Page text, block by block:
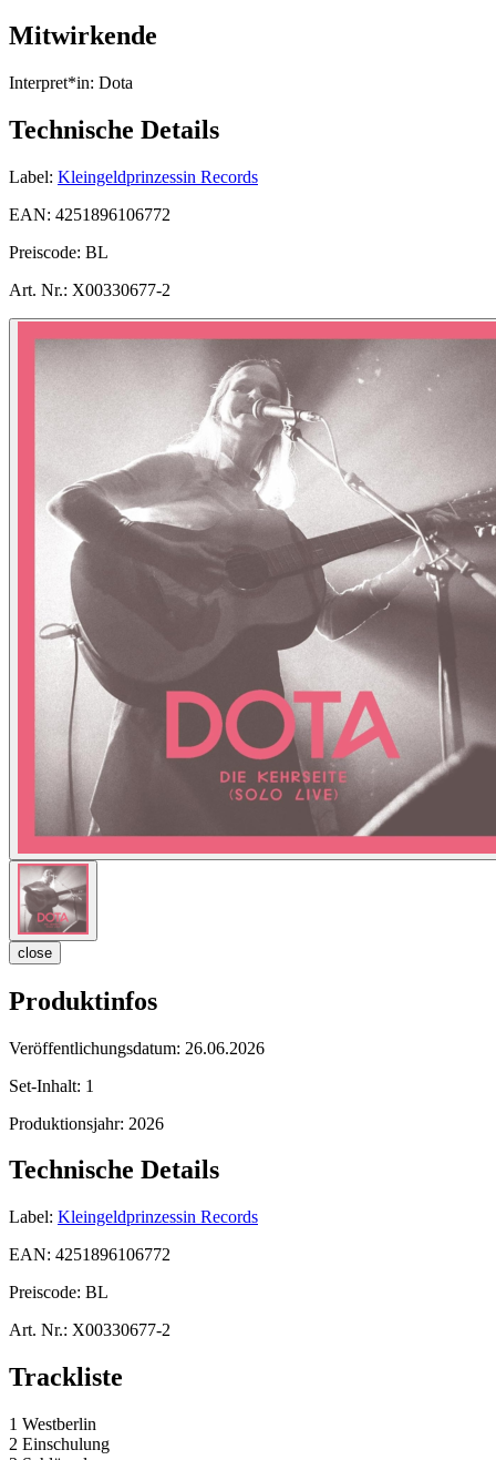
Mitwirkende
Interpret*in: Dota
Technische Details
Label: Kleingeldprinzessin Records
EAN: 4251896106772
Preiscode: BL
Art. Nr.: X00330677-2
close
Produktinfos
Veröffentlichungsdatum: 26.06.2026
Set-Inhalt: 1
Produktionsjahr: 2026
Technische Details
Label: Kleingeldprinzessin Records
EAN: 4251896106772
Preiscode: BL
Art. Nr.: X00330677-2
Trackliste
1 Westberlin
2 Einschulung